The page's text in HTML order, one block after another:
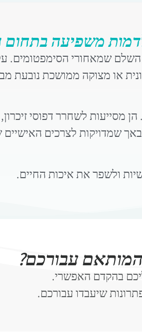
משפיעה
שמאחורי הסימפטומים.
או מצוקה ממושכת נובעת
מסייעות לשחרר דפוסי
שמדויקות לצרכים
ולשפר את איכות החיים.
המותאם עבורכם?
בהקדם האפשרי.
שיעבדו עבורכם.